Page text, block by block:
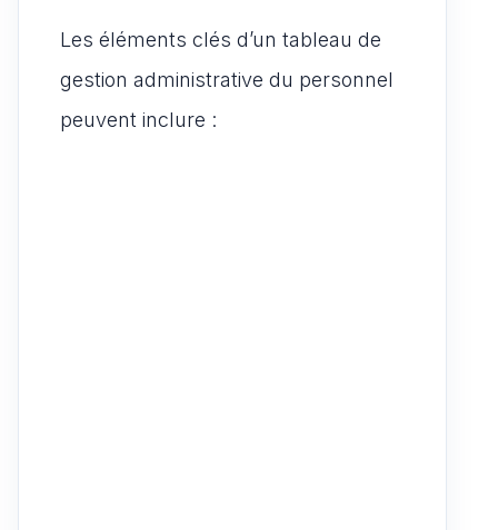
Les éléments clés d’un tableau de
gestion administrative du personnel
peuvent inclure :